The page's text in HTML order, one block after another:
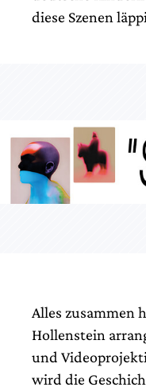
diese Szenen
Alles zusammen
Hollenstein
und
wird die